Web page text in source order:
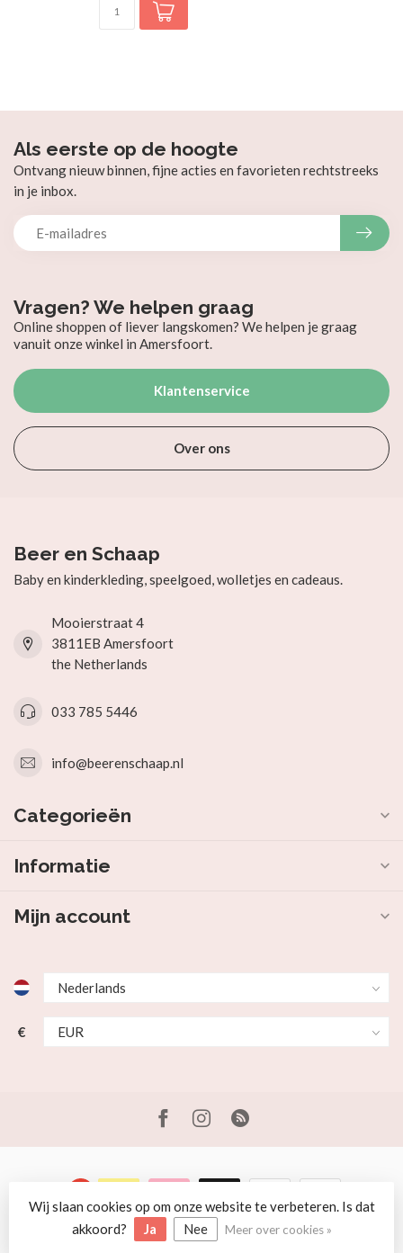
Vragen? We helpen graag
Online shoppen of liever langskomen? We helpen je graag
vanuit onze winkel in Amersfoort.
Klantenservice
Over ons
Als eerste op de hoogte
Ontvang nieuw binnen, fijne acties en favorieten rechtstreeks
in je inbox.
Beer en Schaap
Baby en kinderkleding, speelgoed, wolletjes en cadeaus.
Mooierstraat 4
3811EB Amersfoort
the Netherlands
033 785 5446
info@beerenschaap.nl
Categorieën
Informatie
Mijn account
€
© Copyright 2026 Beer en Schaap
Wij slaan cookies op om onze website te verbeteren. Is dat
akkoord?
Ja Nee Meer over cookies »